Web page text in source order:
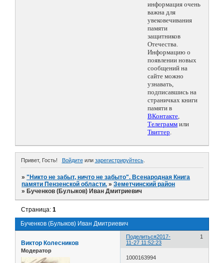
информация очень
важна для
увековечивания
памяти
защитников
Отечества.
Информацию о
появлении новых
сообщений на
сайте можно
узнавать,
подписавшись на
страничках книги
памяти в
ВКонтакте,
Телеграмм или
Твиттер.
Привет, Гость! Войдитеили зарегистрируйтесь.
»"Никто не забыт, ничто не забыто". Всенародная Книга
памяти Пензенской области. »Земетчинский район
» Бученков (Булыков) Иван Дмитриевич
Бученков (Булыков) Иван Дмитриевич
Страница:1
Поделиться 1
2017-
11-27 11:52:23
Виктор Колесников
Модератор
1000163994